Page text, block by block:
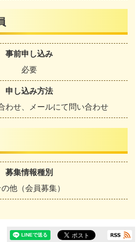
事前申し込み
必要
申し込み方法
わせ、メールにて問い合わせ
募集情報種別
の他（会員募集）